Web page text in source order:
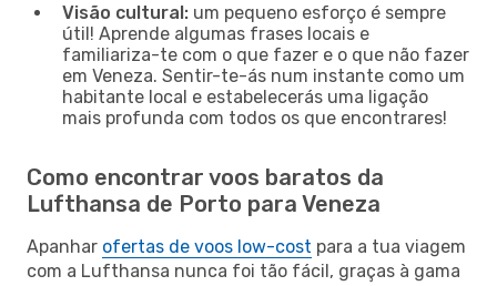
Visão cultural: um pequeno esforço é sempre
útil! Aprende algumas frases locais e
familiariza-te com o que fazer e o que não fazer
em Veneza. Sentir-te-ás num instante como um
habitante local e estabelecerás uma ligação
mais profunda com todos os que encontrares!
Como encontrar voos baratos da
Lufthansa de Porto para Veneza
Apanhar ofertas de voos low-cost para a tua viagem
com a Lufthansa nunca foi tão fácil, graças à gama